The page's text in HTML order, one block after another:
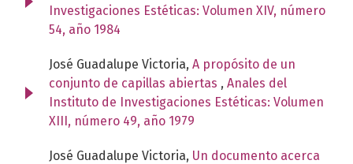
Investigaciones Estéticas: Volumen XIV, número
54, año 1984
José Guadalupe Victoria, A propósito de un
conjunto de capillas abiertas , Anales del
Instituto de Investigaciones Estéticas: Volumen
XIII, número 49, año 1979
José Guadalupe Victoria, Un documento acerca